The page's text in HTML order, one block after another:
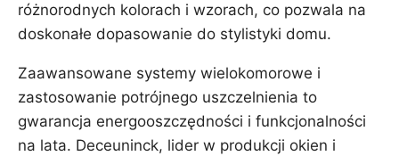
różnorodnych kolorach i wzorach, co pozwala na
doskonałe dopasowanie do stylistyki domu.
Zaawansowane systemy wielokomorowe i
zastosowanie potrójnego uszczelnienia to
gwarancja energooszczędności i funkcjonalności
na lata. Deceuninck, lider w produkcji okien i